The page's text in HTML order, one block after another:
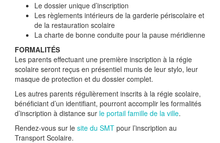
Le dossier unique d’inscription
Les règlements intérieurs de la garderie périscolaire et
de la restauration scolaire
La charte de bonne conduite pour la pause méridienne
FORMALITÉS
Les parents effectuant une première inscription à la régie
scolaire seront reçus en présentiel munis de leur stylo, leur
masque de protection et du dossier complet.
Les autres parents régulièrement inscrits à la régie scolaire,
bénéficiant d’un identifiant, pourront accomplir les formalités
d’inscription à distance sur le portail famille de la ville.
Rendez-vous sur le site du SMT pour l’inscription au
Transport Scolaire.